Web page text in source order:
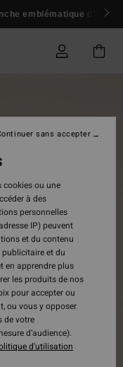
emblématique d'Andy
cookies ou une
à des
personnelles
IP) peuvent
et du contenu
et du
en apprendre plus
les produits de nos
pour accepter ou
ou vous y opposer
de votre
d’audience).
d'utilisation
sans accepter